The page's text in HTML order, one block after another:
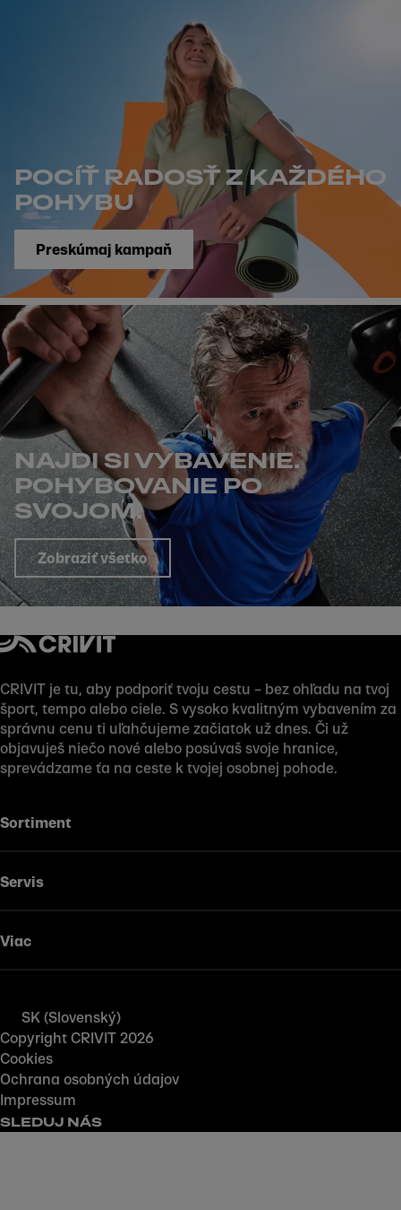
POCÍŤ RADOSŤ Z KAŽDÉHO
POHYBU
Preskúmaj kampaň
NAJDI SI VYBAVENIE.
POHYBOVANIE PO
SVOJOM.
Zobraziť všetko
CRIVIT je tu, aby podporiť tvoju cestu – bez ohľadu na tvoj
šport, tempo alebo ciele. S vysoko kvalitným vybavením za
správnu cenu ti uľahčujeme začiatok už dnes. Či už
objavuješ niečo nové alebo posúvaš svoje hranice,
sprevádzame ťa na ceste k tvojej osobnej pohode.
Sortiment
Servis
Viac
SK (Slovenský)
Copyright CRIVIT 2026
Cookies
Ochrana osobných údajov
Impressum
SLEDUJ NÁS